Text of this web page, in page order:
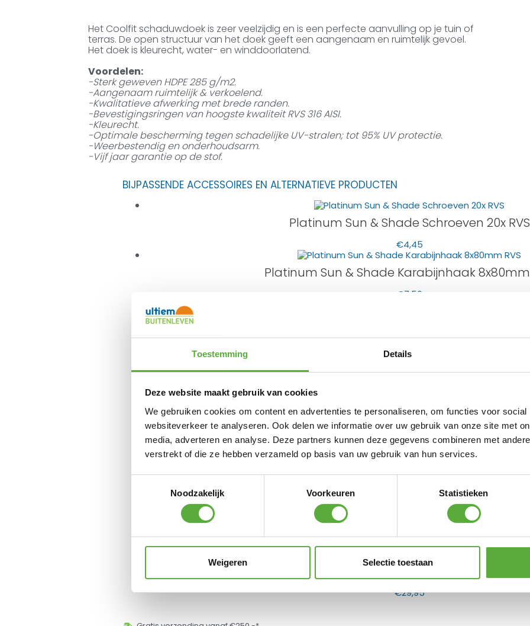
Toestemming Details
Deze website maakt gebruik van cookies
We gebruiken cookies om content en advertenties te personaliseren, om functies voor
websiteverkeer te analyseren. Ook delen we informatie over uw gebruik van onze site met
media, adverteren en analyse. Deze partners kunnen deze gegevens combineren met
verstrekt of die ze hebben verzameld op basis van uw gebruik van hun services.
Noodzakelijk
Voorkeuren Statistieken
Weigeren Selectie toestaan
Het Coolfit schaduwdoek is zeer veelzijdig en is een perfecte aanvulling op je tuin of
terras. De open structuur van het doek geeft een aangenaam en ruimtelijk gevoel.
Het doek is kleurecht, water- en winddoorlatend.
Voordelen:
-Sterk geweven HDPE 285 g/m2.
-Aangenaam ruimtelijk & verkoelend.
-Kwalitatieve afwerking met brede randen.
-Bevestigingsringen van hoogste kwaliteit RVS 316 AISI.
-Kleurecht.
-Optimale bescherming tegen schadelijke UV-stralen; tot 95% UV protectie.
-Weerbestendig en onderhoudsarm.
-Vijf jaar garantie op de stof.
BIJPASSENDE ACCESSOIRES EN ALTERNATIEVE PRODUCTEN
Platinum Sun & Shade Schroeven 20x RVS
€4,45
Platinum Sun & Shade Karabijnhaak 8x80mm
€7,50
Platinum Sun & Shade M8 Spanmoer 2x haak
Platinum Sun & Shade Bout met oog voor paal
€7,95
Platinum Sun & Shade Plaat met oog RVS
Platinum Sun & Shade M10 Spanmoer 2x haak
Platinum Sun & Shade Ketting 200x4mm
€29,95